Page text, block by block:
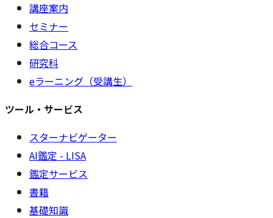
講座案内
セミナー
総合コース
研究科
eラーニング（受講生）
ツール・サービス
スターナビゲーター
AI鑑定 - LISA
鑑定サービス
書籍
基礎知識